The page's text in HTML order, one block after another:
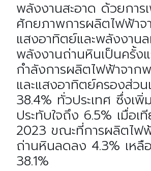
พลังงานสะอาด ด้วยการ
ศักยภาพการผลิตไฟฟ้าจ
แสงอาทิตย์และพลังงาน
พลังงานถ่านหินเป็นครั้ง
กำลังการผลิตไฟฟ้าจาก
และแสงอาทิตย์ครองส่ว
38.4% ทั่วประเทศ ซึ่งเพิ่
ประทับใจถึง 6.5% เมื่อ
2023 ขณะที่การผลิตไฟ
ถ่านหินลดลง 4.3% เหลื
38.1%